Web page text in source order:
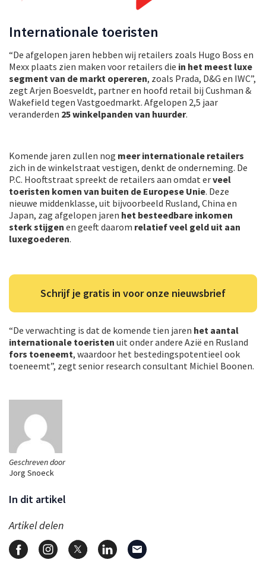
Geschreven door
Jorg Snoeck
In dit artikel
Artikel delen
Internationale toeristen
“De afgelopen jaren hebben wij retailers zoals Hugo Boss en
Mexx plaats zien maken voor retailers die in het meest luxe
segment van de markt opereren, zoals Prada, D&G en IWC”,
zegt Arjen Boesveldt, partner en hoofd retail bij Cushman &
Wakefield tegen Vastgoedmarkt. Afgelopen 2,5 jaar
veranderden 25 winkelpanden van huurder.
Komende jaren zullen nog meer internationale retailers
zich in de winkelstraat vestigen, denkt de onderneming. De
P.C. Hooftstraat spreekt de retailers aan omdat erveel
toeristen komen van buiten de Europese Unie. Deze
nieuwe middenklasse, uit bijvoorbeeld Rusland, China en
Japan, zag afgelopen jaren het besteedbare inkomen
sterk stijgen en geeft daarom relatief veel geld uit aan
luxegoederen.
Schrijf je gratis in voor onze nieuwsbrief
“De verwachting is dat de komende tien jaren het aantal
internationale toeristen uit onder andere Azië en Rusland
fors toeneemt, waardoor het bestedingspotentieel ook
toeneemt”, zegt senior research consultant Michiel Boonen.